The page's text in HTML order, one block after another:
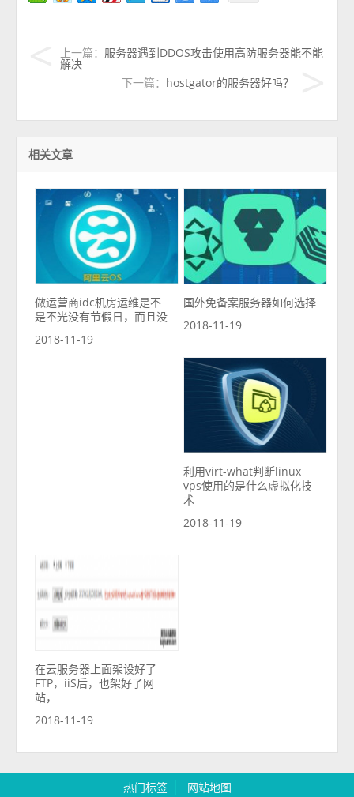
上一篇： 服务器遇到DDOS攻击使用高防服务器能不能
解决
下一篇： hostgator的服务器好吗？
相关文章
做运营商idc机房运维是不
是不光没有节假日，而且没
2018-11-19
国外免备案服务器如何选择
2018-11-19
利用virt-what判断linux
vps使用的是什么虚拟化技
术
2018-11-19
在云服务器上面架设好了
FTP，iiS后，也架好了网
站，
2018-11-19
热门标签 网站地图